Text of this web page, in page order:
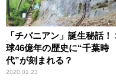
「チバニアン」誕生秘話！
球46億年の歴史に“千葉時
代”が刻まれる？
2020.01.23